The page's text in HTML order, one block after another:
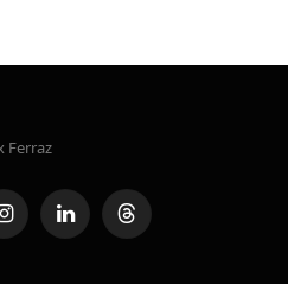
InstagramLinkedInThreads